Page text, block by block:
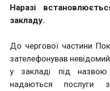
Наразі
закладу.
До чергової частини
зателефонував
у закладі під назвою
надаються послуги